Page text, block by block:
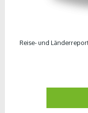
Reise- und